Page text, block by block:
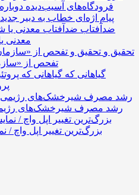
فرودگاه‌های آسیب‌دیده
پیام اژه‌ای خطاب به دبیر
ضدآفتاب‌
معدنی
تحقیق و
تفحص از
گیاهانی که
رشد مصرف شیرخشک‌های رژیمی
بزرگ‌ترین تغییر اپل واچ /